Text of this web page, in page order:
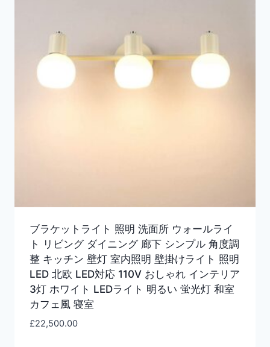
ブラケットライト 照明 洗面所 ウォールライ
ト リビング ダイニング 廊下 シンプル 角度調
整 キッチン 壁灯 室内照明 壁掛けライト 照明
LED 北欧 LED対応 110V おしゃれ インテリア
3灯 ホワイト LEDライト 明るい 蛍光灯 和室
カフェ風 寝室
£22,500.00